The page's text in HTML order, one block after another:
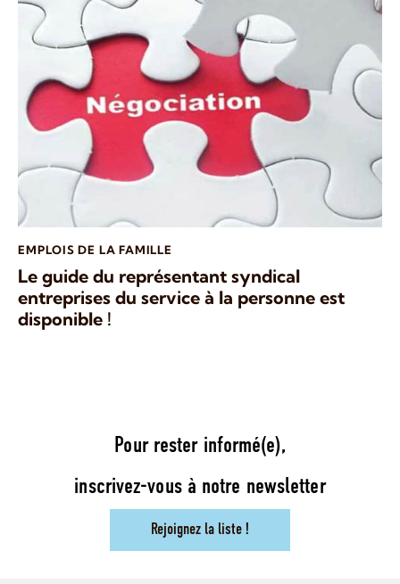
EMPLOIS DE LA FAMILLE
Le guide du représentant syndical
entreprises du service à la personne est
disponible !
Pour rester informé(e),
inscrivez-vous à notre newsletter
Rejoignez la liste !